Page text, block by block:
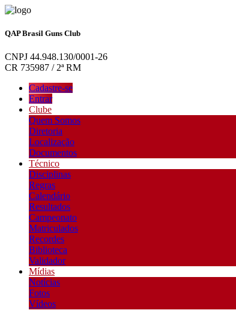
QAP Brasil Guns Club
CNPJ 44.948.130/0001-26
CR 735987 / 2ª RM
Cadastre-se
Entrar
Clube
Quem Somos
Diretoria
Localização
Documentos
Técnico
Disciplinas
Regras
Calendário
Resultados
Campeonato
Matriculados
Recordes
Biblioteca
Validador
Mídias
Notícias
Fotos
Vídeos